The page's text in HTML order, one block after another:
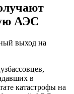
АЭС
выход на
в
катастрофы на